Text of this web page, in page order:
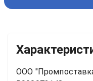
ООО